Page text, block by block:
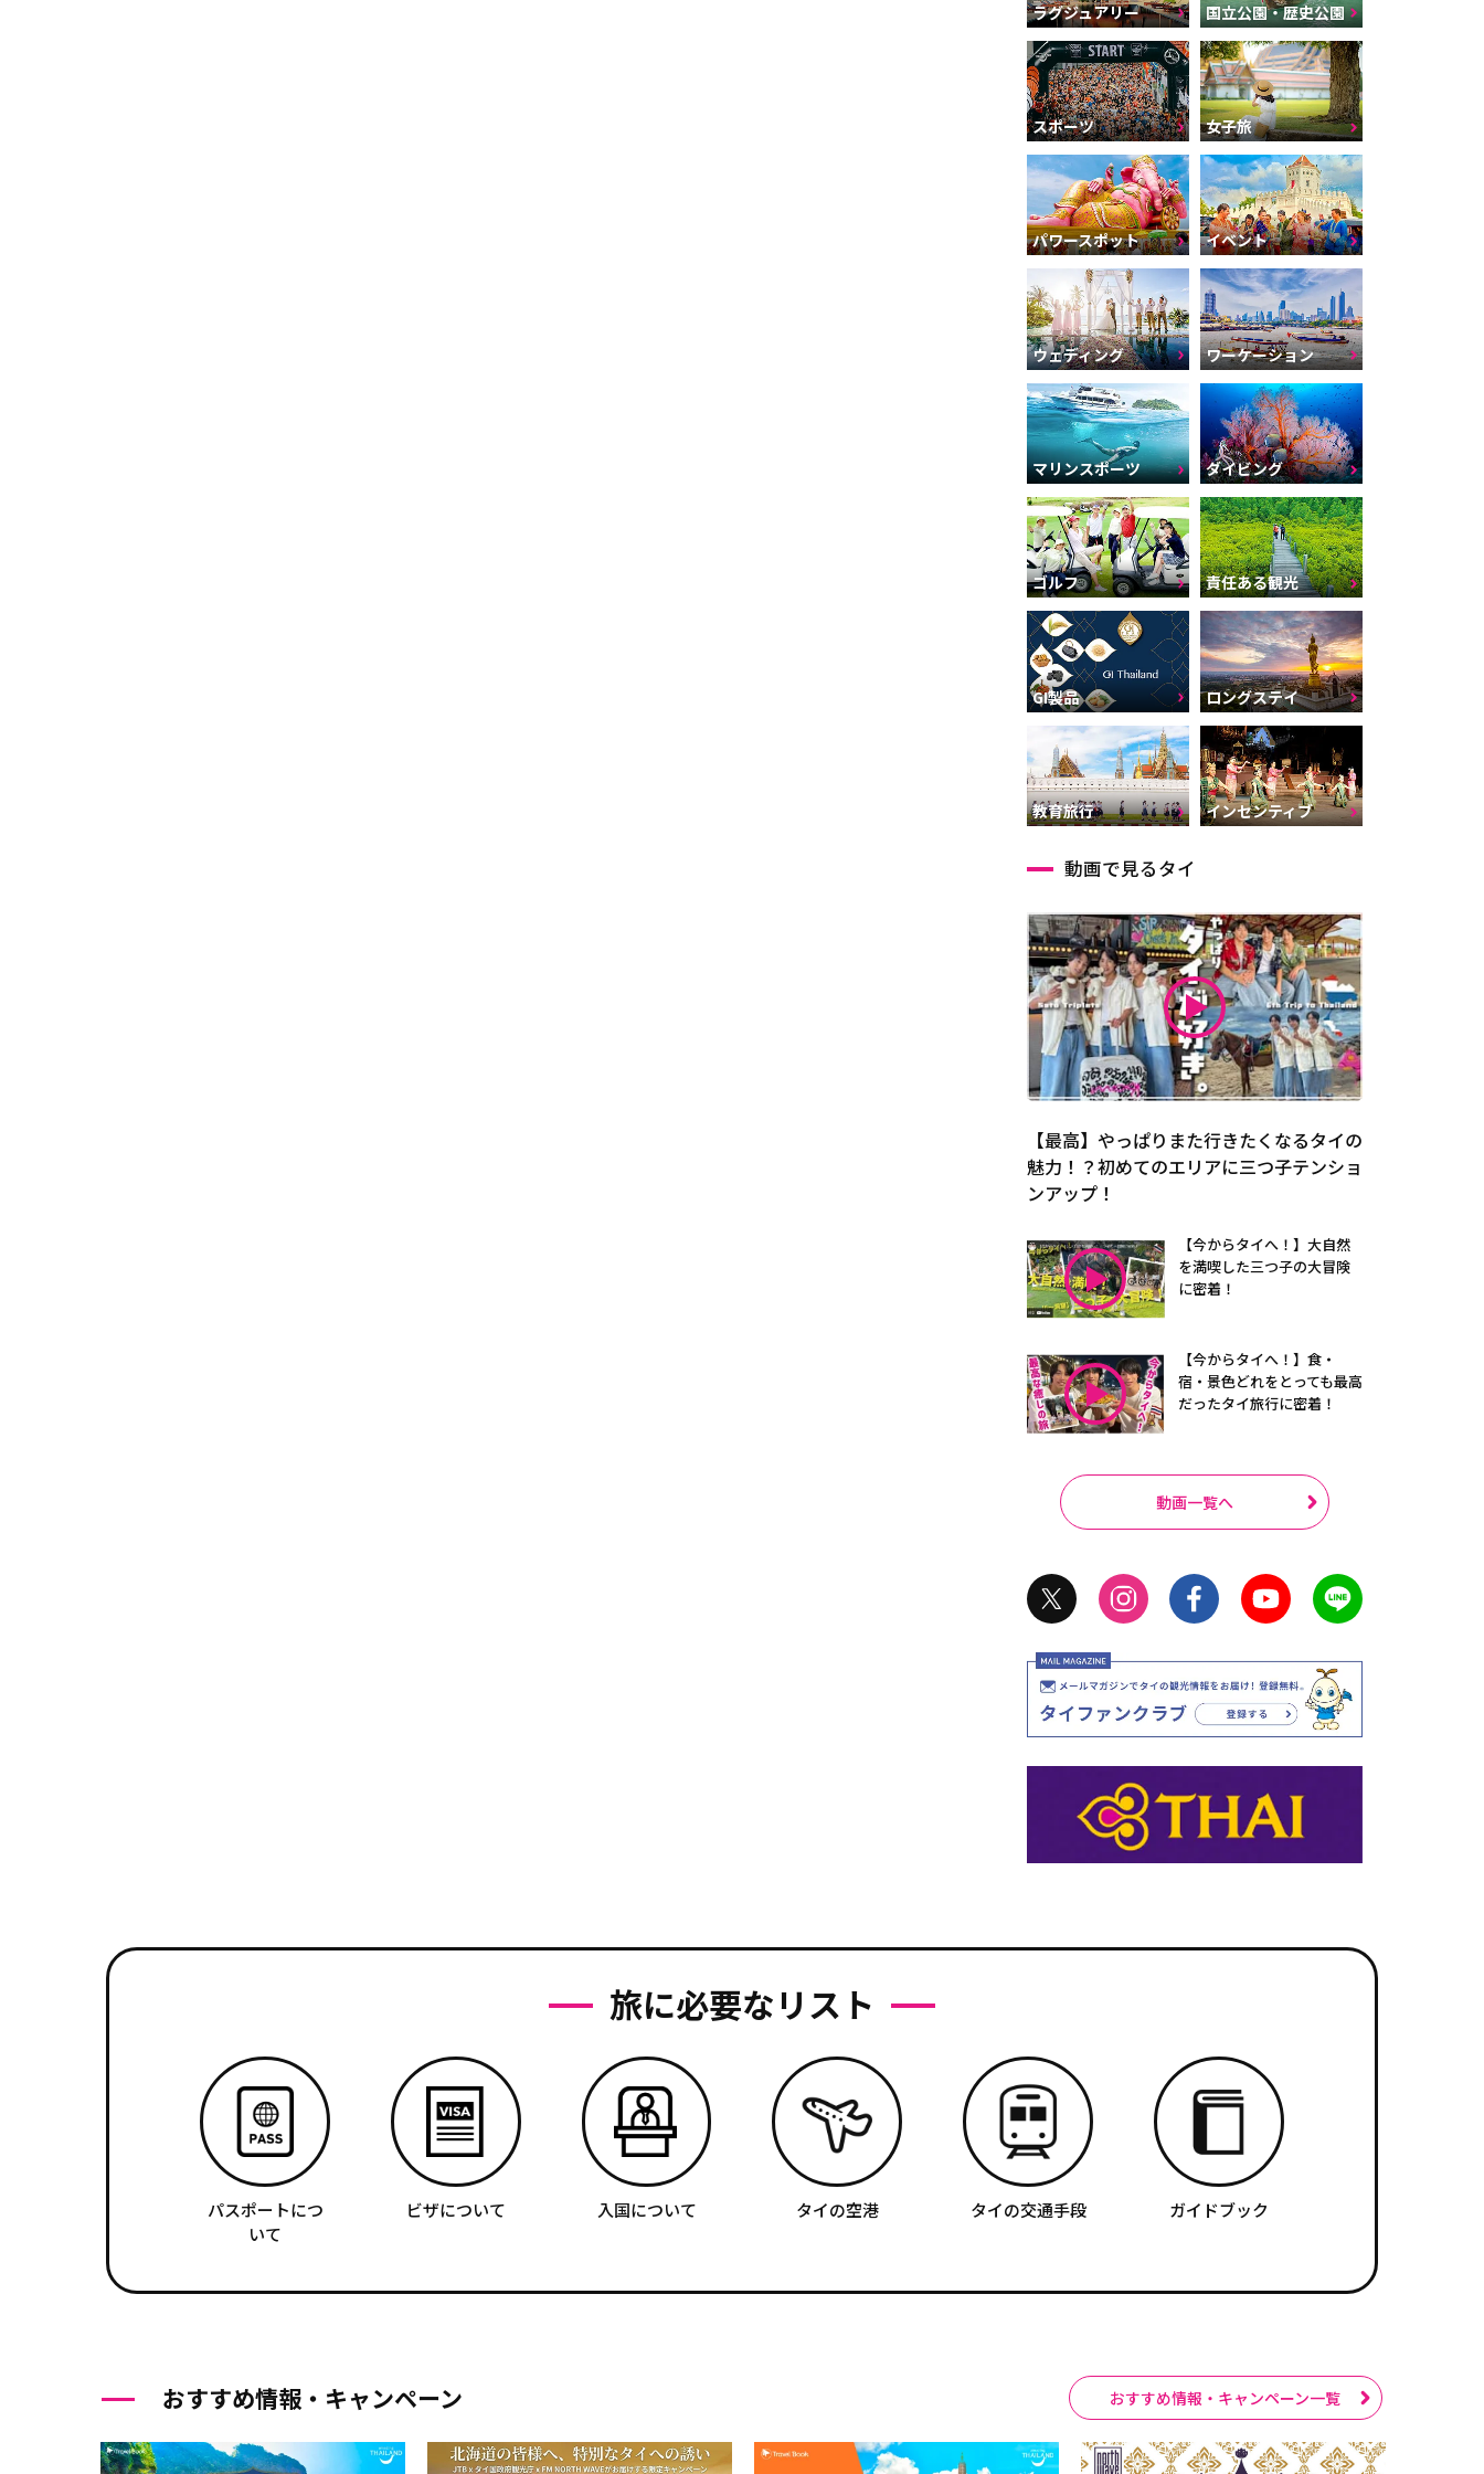
ラグジュアリー 国立公園・歴史公園
スポーツ 女子旅
パワースポット イベント
ウェディング ワーケーション
マリンスポーツ ダイビング
ゴルフ 責任ある観光
GI製品 ロングステイ
教育旅行 インセンティブ
動画で見るタイ
【最高】やっぱりまた行きたくなるタイの
魅力！？初めてのエリアに三つ子テンショ
ンアップ！
【今からタイへ！】大自然
を満喫した三つ子の大冒険
に密着！
【今からタイへ！】食・
宿・景色どれをとっても最高
だったタイ旅行に密着！
動画一覧へ
旅に必要なリスト
パスポートにつ
いて
ビザについて 入国について タイの空港 タイの交通手段 ガイドブック
おすすめ情報・キャンペーン おすすめ情報・キャンペーン一覧